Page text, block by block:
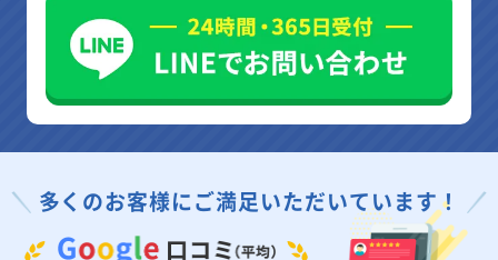
多くのお客様にご満足いただいています！